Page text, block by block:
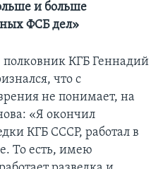
и больше
ФСБ дел»
КГБ Геннадий
что с
не понимает, на
«Я окончил
КГБ СССР, работал в
То есть, имею